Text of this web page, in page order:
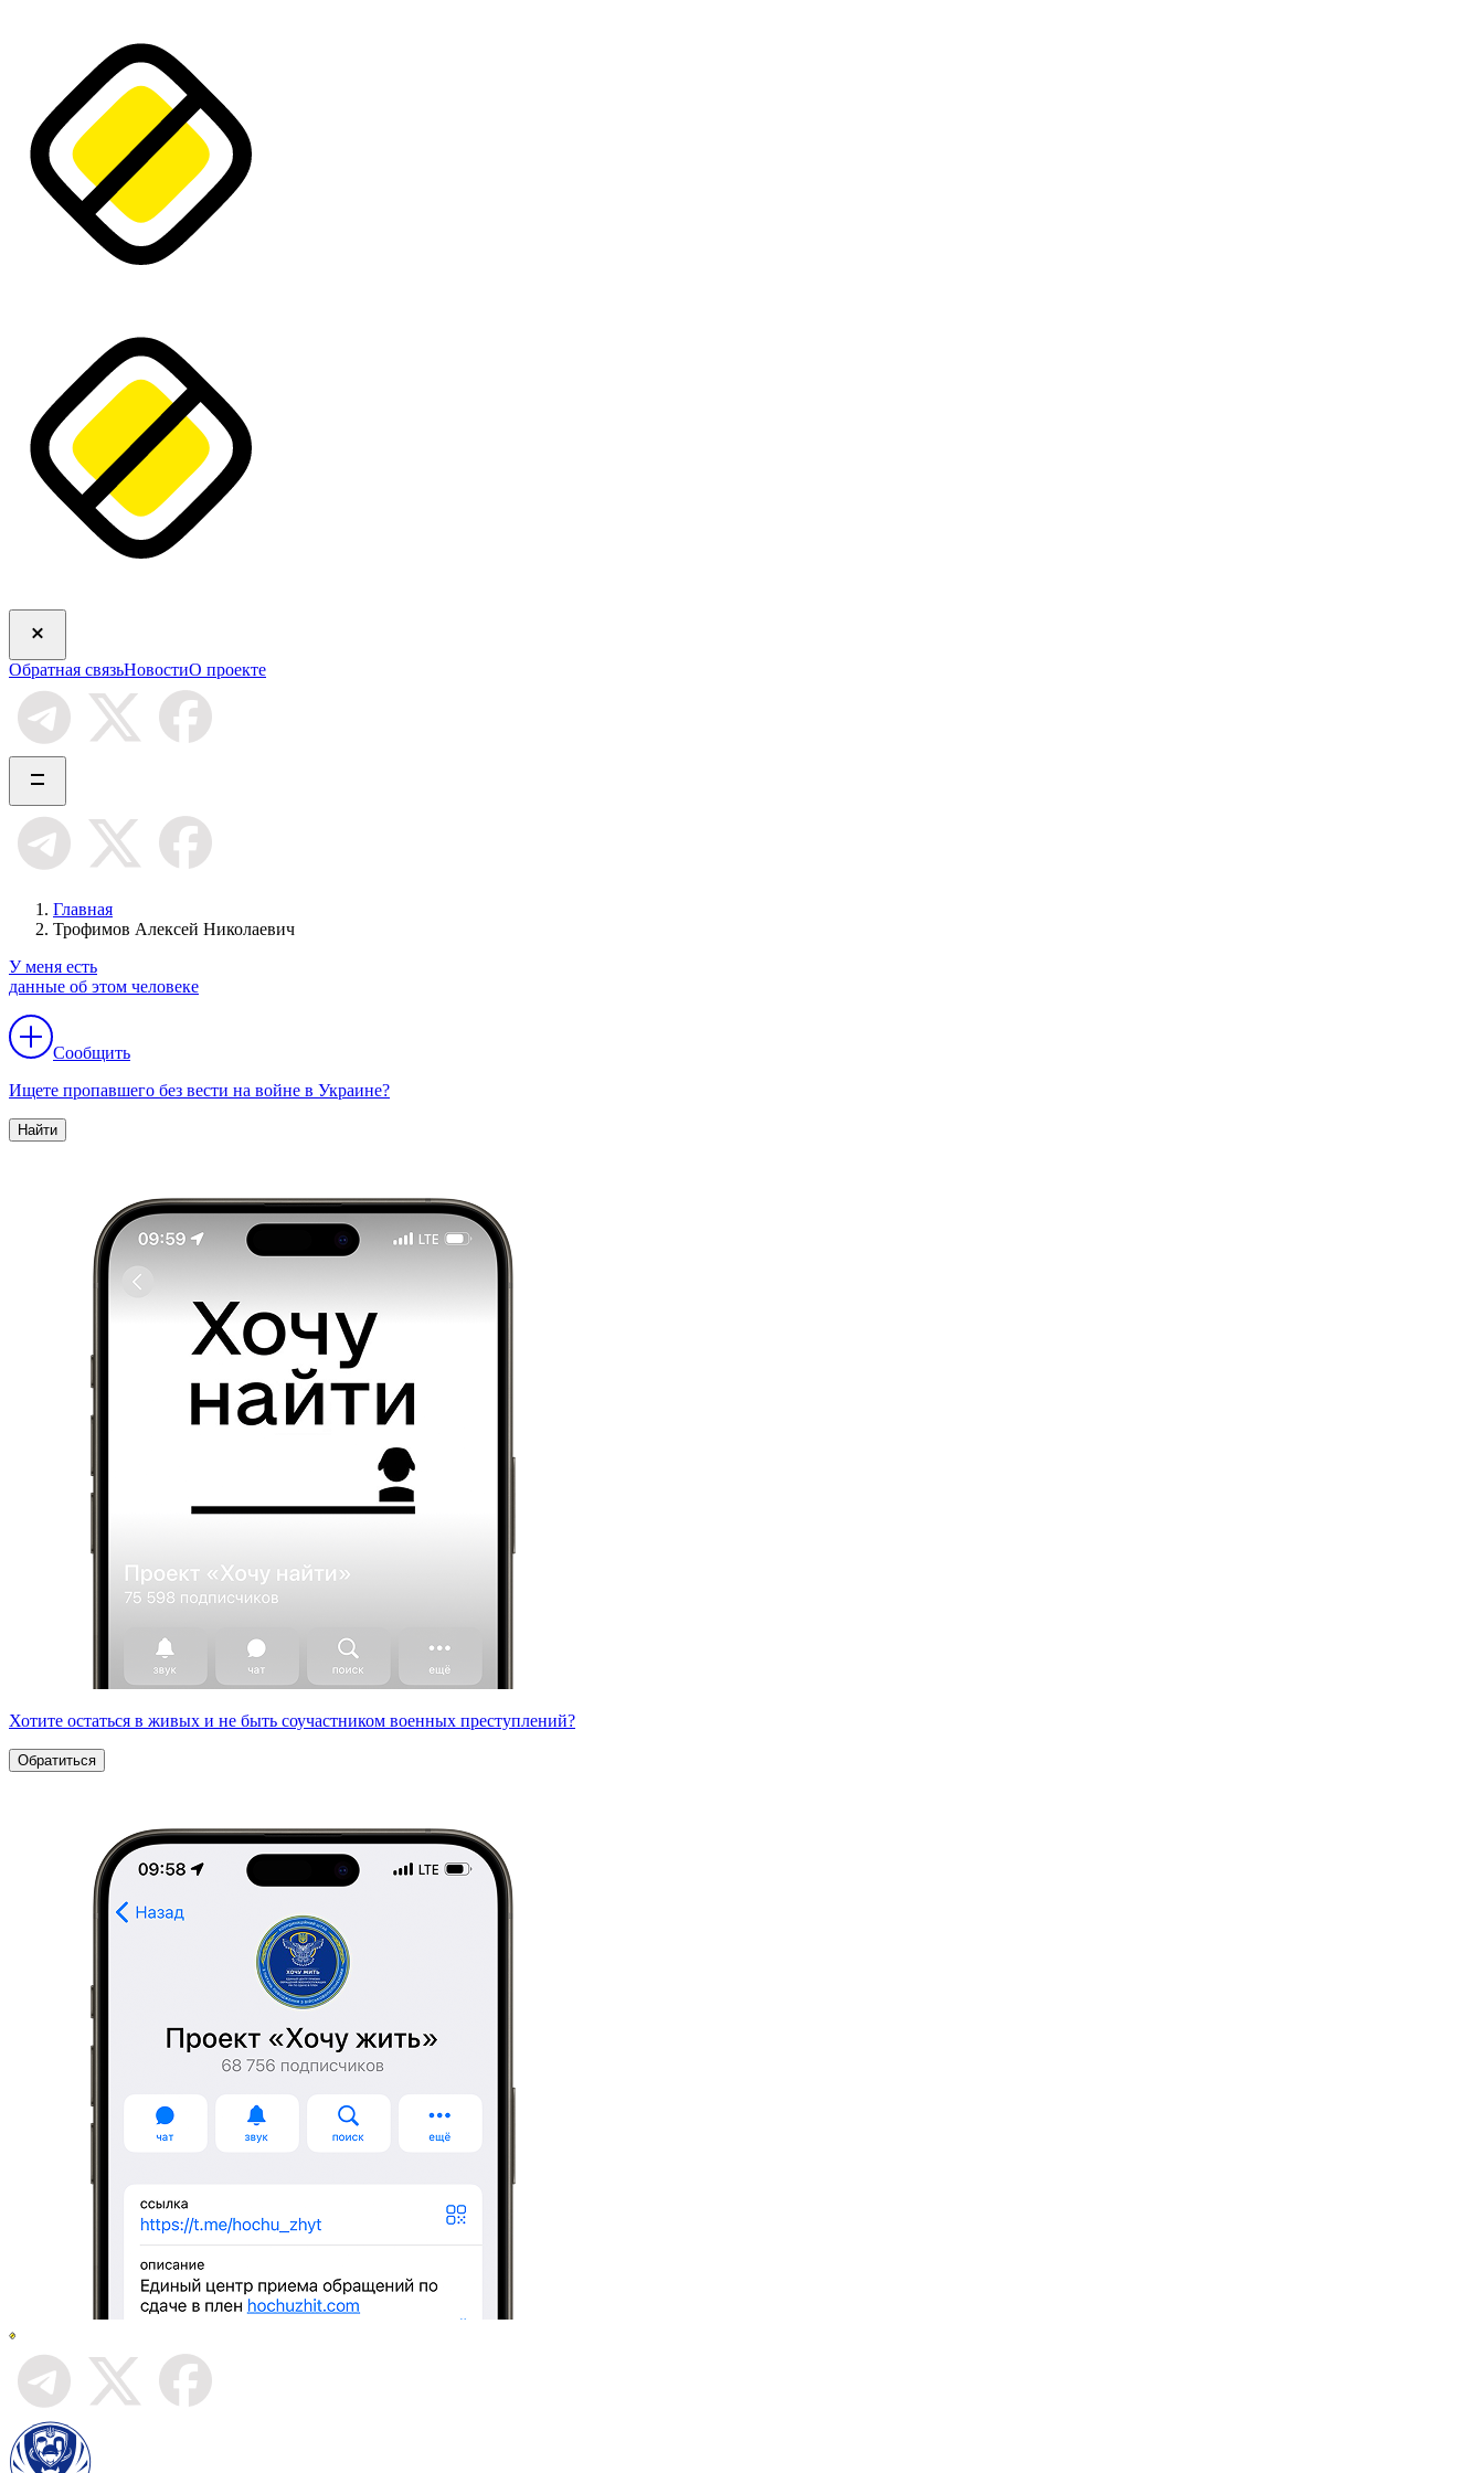
Обратная связьНовостиО проекте
Главная
Трофимов Алексей Николаевич
У меня есть
данные об этом человеке
Сообщить
Ищете пропавшего без вести на войне в Украине?
Найти
Хотите остаться в живых и не быть соучастником военных преступлений?
Обратиться